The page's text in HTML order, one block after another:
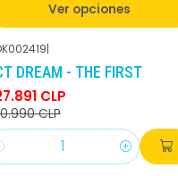
Ver opciones
DCTO
|
DREAM - THE FIRST
CLP
CLP